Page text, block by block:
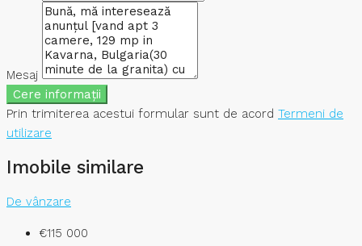
Mesaj
Cere informații
Prin trimiterea acestui formular sunt de acord Termeni de
utilizare
Imobile similare
De vânzare
€115 000